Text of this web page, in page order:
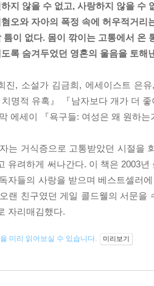
지 않을 수 없고, 사랑하지 않을 수
오와 자아의 폭정 속에 허우적거리
틈이 없다. 몸이 깎이는 고통에서 온
록 숨겨두었던 영혼의 울음을 토해
진, 소설가 김금희, 에세이스트 은
치명적 유혹』 『남자보다 개가 더
에세이 『욕구들: 여성은 왜 원하
는 거식증으로 고통받았던 시절을 회
유려하게 써나간다. 이 책은 2003
자들의 사랑을 받으며 베스트셀러
랜 친구였던 게일 콜드웰의 서문
자리매김했다.
미리 읽어보실 수 있습니다. 미리보기